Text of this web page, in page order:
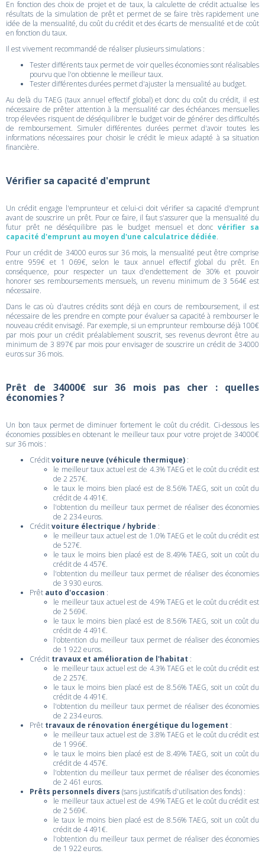
En fonction des choix de projet et de taux, la calculette de crédit actualise les
résultats de la simulation de prêt et permet de se faire très rapidement une
idée de la mensualité, du coût du crédit et des écarts de mensualité et de coût
en fonction du taux.
Il est vivement recommandé de réaliser plusieurs simulations :
Tester différents taux permet de voir quelles économies sont réalisables
pourvu que l'on obtienne le meilleur taux.
Tester différentes durées permet d'ajuster la mensualité au budget.
Au delà du TAEG (taux annuel effectif global) et donc du coût du crédit, il est
nécessaire de prêter attention à la mensualité car des échéances mensuelles
trop élevées risquent de déséquilibrer le budget voir de générer des difficultés
de remboursement. Simuler différentes durées permet d'avoir toutes les
informations nécessaires pour choisir le crédit le mieux adapté à sa situation
financière.
Vérifier sa capacité d'emprunt
Un crédit engage l'emprunteur et celui-ci doit vérifier sa capacité d'emprunt
avant de souscrire un prêt. Pour ce faire, il faut s'assurer que la mensualité du
futur prêt ne déséquilibre pas le budget mensuel et doncvérifier sa
capacité d'emprunt au moyen d'une calculatrice dédiée.
Pour un crédit de 34000 euros sur 36 mois, la mensualité peut être comprise
entre 959€ et 1 069€, selon le taux annuel effectif global du prêt. En
conséquence, pour respecter un taux d'endettement de 30% et pouvoir
honorer ses remboursements mensuels, un revenu minimum de 3 564€ est
nécessaire.
Dans le cas où d'autres crédits sont déjà en cours de remboursement, il est
nécessaire de les prendre en compte pour évaluer sa capacité à rembourser le
nouveau crédit envisagé. Par exemple, si un emprunteur rembourse déjà 100€
par mois pour un crédit préalablement souscrit, ses revenus devront être au
minimum de 3 897€ par mois pour envisager de souscrire un crédit de 34000
euros sur 36 mois.
Prêt de 34000€ sur 36 mois pas cher : quelles
économies ?
Un bon taux permet de diminuer fortement le coût du crédit. Ci-dessous les
économies possibles en obtenant le meilleur taux pour votre projet de 34000€
sur 36 mois :
Créditvoiture neuve (véhicule thermique) :
le meilleur taux actuel est de 4.3% TAEG et le coût du crédit est
de 2 257€.
le taux le moins bien placé est de 8.56% TAEG, soit un coût du
crédit de 4 491€.
l'obtention du meilleur taux permet de réaliser des économies
de 2 234 euros.
Créditvoiture électrique / hybride :
le meilleur taux actuel est de 1.0% TAEG et le coût du crédit est
de 527€.
le taux le moins bien placé est de 8.49% TAEG, soit un coût du
crédit de 4 457€.
l'obtention du meilleur taux permet de réaliser des économies
de 3 930 euros.
Prêt auto d'occasion :
le meilleur taux actuel est de 4.9% TAEG et le coût du crédit est
de 2 569€.
le taux le moins bien placé est de 8.56% TAEG, soit un coût du
crédit de 4 491€.
l'obtention du meilleur taux permet de réaliser des économies
de 1 922 euros.
Crédit travaux et amélioration de l'habitat :
le meilleur taux actuel est de 4.3% TAEG et le coût du crédit est
de 2 257€.
le taux le moins bien placé est de 8.56% TAEG, soit un coût du
crédit de 4 491€.
l'obtention du meilleur taux permet de réaliser des économies
de 2 234 euros.
Prêt travaux de rénovation énergétique du logement :
le meilleur taux actuel est de 3.8% TAEG et le coût du crédit est
de 1 996€.
le taux le moins bien placé est de 8.49% TAEG, soit un coût du
crédit de 4 457€.
l'obtention du meilleur taux permet de réaliser des économies
de 2 461 euros.
Prêts personnels divers (sans justificatifs d'utilisation des fonds) :
le meilleur taux actuel est de 4.9% TAEG et le coût du crédit est
de 2 569€.
le taux le moins bien placé est de 8.56% TAEG, soit un coût du
crédit de 4 491€.
l'obtention du meilleur taux permet de réaliser des économies
de 1 922 euros.